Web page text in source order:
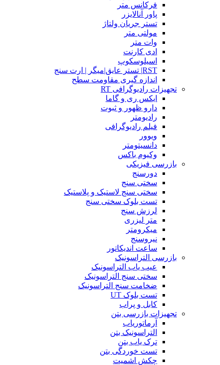
فرکانس متر
پاور آنالایزر
تستر جریان ولتاژ
مولتی متر
وات متر
ادی کارنت
اسیلوسکوپ
RST| تستر عایق|میگر | ارت سنج
اندازه گیری مقاومت سطح
تجهیزات رادیوگرافی RT
ایکس ری و گاما
دارو ظهور و ثبوت
رادیومتر
فیلم رادیوگرافی
ویوور
دانسیتومتر
وکیوم باکس
بازرسی فیزیکی
دورسنج
سختی سنج
سختی سنج لاستیک و پلاستیک
تست بلوک سختی سنج
لرزش سنج
متر لیزری
میکرومتر
نیروسنج
ساعت اندیکاتور
بازرسی التراسونیک
عیب یاب التراسونیک
سختی سنج التراسونیک
ضخامت سنج التراسونیک
تست بلوک UT
کابل و پراب
تجهیزات بازرسی بتن
آرماتوریاب
التراسونیک بتن
ترک یاب بتن
تست خوردگی بتن
چکش اشمیت